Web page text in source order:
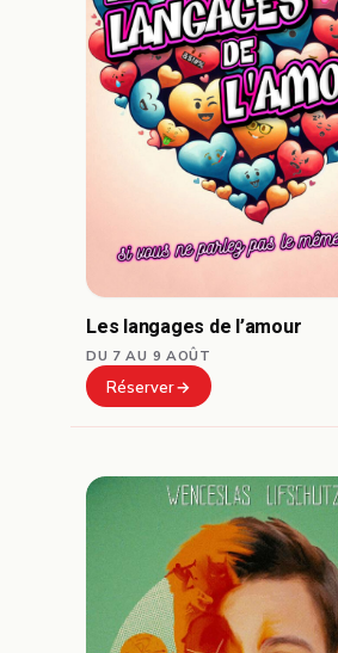
Les langages de l’amour
DU 7 AU 9 AOÛT
Réserver